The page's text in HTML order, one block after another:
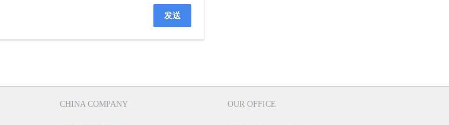
发送
CHINA COMPANY OUR OFFICE